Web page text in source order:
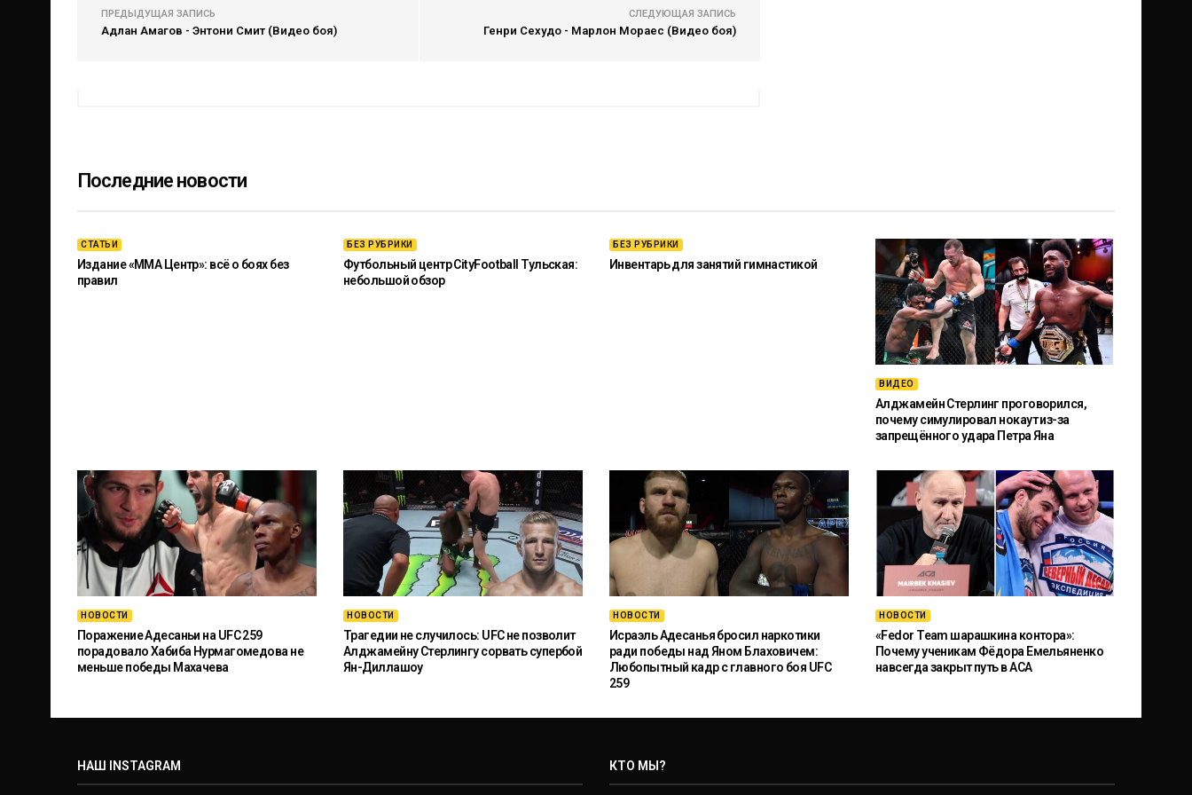
ПРЕДЫДУЩАЯ ЗАПИСЬ
Адлан Амагов - Энтони Смит (Видео боя)
СЛЕДУЮЩАЯ ЗАПИСЬ
Генри Сехудо - Марлон Мораес (Видео боя)
Последние новости
СТАТЬИ
Издание «ММА Центр»: всё о боях без
правил
БЕЗ РУБРИКИ
Футбольный центр CityFootball Тульская:
небольшой обзор
БЕЗ РУБРИКИ
Инвентарь для занятий гимнастикой
ВИДЕО
Алджамейн Стерлинг проговорился,
почему симулировал нокаут из-за
запрещённого удара Петра Яна
НОВОСТИ
Поражение Адесаньи на UFC 259
порадовало Хабиба Нурмагомедова не
меньше победы Махачева
НОВОСТИ
Трагедии не случилось: UFC не позволит
Алджамейну Стерлингу сорвать супербой
Ян-Диллашоу
НОВОСТИ
Исраэль Адесанья бросил наркотики
ради победы над Яном Блаховичем:
Любопытный кадр с главного боя UFC
259
НОВОСТИ
«Fedor Team шарашкина контора»:
Почему ученикам Фёдора Емельяненко
навсегда закрыт путь в ACA
НАШ INSTAGRAM КТО МЫ?